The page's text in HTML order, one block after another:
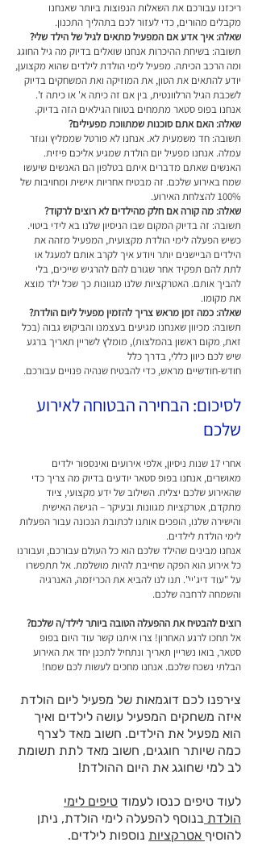
ריכזנו עבורכם את השאלות הנפוצות ביותר שאנחנו
מקבלים מהורים, כדי לעזור לכם בתהליך התכנון.
שאלה: איך אדע אם המפעיל מתאים לגיל של הילד שלי?
תשובה: בשיחת ההיכרות אנחנו שואלים בדיוק מה גיל החוגג
ומה הרכב הכיתה. מפעיל לימי הולדת לילדים שהוא מקצוען,
יודע להתאים את הטון, את המוזיקה ואת המשחקים בדיוק
לשכבת הגיל הרלוונטית, בין אם זה כיתה א' או כיתה ז'.
אנחנו בפופ סטאר מתמחים בטווח הגילאים הזה בדיוק.
שאלה: האם אתם סוכנות שמתווכת מפעילים?
תשובה: חד משמעית לא. אנחנו לא פורטל שממליץ וגוזר
עמלה. אנחנו מפעיל יום הולדת שמגיע אליכם פיזית.
האנשים שאתם מדברים איתם בטלפון הם האנשים שיעשו
שמח באירוע שלכם. זה מבטיח אחריות אישית ומחויבות של
100% להצלחת האירוע.
שאלה: מה קורה אם חלק מהילדים לא רוצים לרקוד?
תשובה: זה בדיוק המקום שבו הניסיון שלנו בא לידי ביטוי.
כשיש הפעלה לימי הולדת מקצועית, המפעיל מזהה את
הילדים הביישנים יותר ויודע איך לקרב אותם למעגל או
לתת להם תפקיד אחר שגורם להם להרגיש שייכים, בלי
להביך אותם. האטרקציות שלנו מגוונות כך שכל ילד מוצא
את מקומו.
שאלה: כמה זמן מראש צריך להזמין מפעיל ליום הולדת?
תשובה: מכיוון שאנחנו מגיעים בעצמנו והביקוש גבוה (בכל
זאת, מקום ראשון בהמלצות), מומלץ לשריין תאריך ברגע
שיש לכם כיוון כללי, בדרך כלל
חודש-חודשיים מראש, כדי להבטיח שנהיה פנויים עבורכם.
לסיכום: הבחירה הבטוחה לאירוע
שלכם
אחרי 17 שנות ניסיון, אלפי אירועים ואינספור ילדים
מאושרים, אנחנו בפופ סטאר יודעים בדיוק מה צריך כדי
שהאירוע שלכם יצליח. השילוב של ידע מקצועי, ציוד
מתקדם, אטרקציות מגוונות ובעיקר – הגישה האישית
והישירה שלנו, הופכים אותנו לכתובת הנכונה עבור הפעלות
לימי הולדת לילדים.
אנחנו מבינים שהילד שלכם הוא כל העולם עבורכם, ועבורנו
כל אירוע הוא הפקה שחייבת להיות מושלמת. אל תתפשרו
על "עוד דיג'יי". תנו לנו להביא את הכריזמה, האנרגיה
והשמחה לרחבה שלכם.
רוצים להבטיח את ההפעלה הטובה ביותר לילד/ה שלכם?
אל תחכו לרגע האחרון! צרו איתנו קשר עוד היום בפופ
סטאר, בואו נשריין תאריך ונתחיל לתכנן יחד את האירוע
הבלתי נשכח שלכם. אנחנו מחכים לעשות לכם שמח!
צירפנו לכם דוגמאות של מפעיל ליום הולדת
איזה משחקים המפעיל עושה לילדים ואיך
הוא מפעיל את הילדים. חשוב מאד לצרף
כמה שיותר חוגגים, חשוב מאד לתת תשומת
לב למי שחוגג את היום ההולדת!
לעוד טיפים כנסו לעמוד טיפים לימי
הולדת בנוסף להפעלה לימי הולדת, ניתן
להוסיף אטרקציות נוספות לילדים.